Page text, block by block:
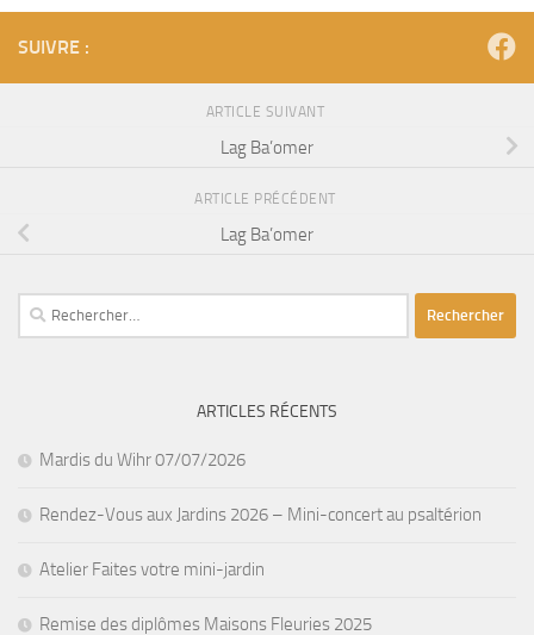
SUIVRE :
ARTICLE SUIVANT
Lag Ba’omer
ARTICLE PRÉCÉDENT
Lag Ba’omer
Rechercher :
ARTICLES RÉCENTS
Mardis du Wihr 07/07/2026
Rendez-Vous aux Jardins 2026 – Mini-concert au psaltérion
Atelier Faites votre mini-jardin
Remise des diplômes Maisons Fleuries 2025